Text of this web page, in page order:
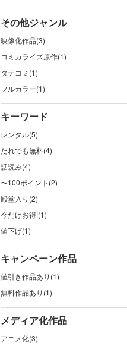
その他ジャンル
映像化作品(3)
コミカライズ原作(1)
タテコミ(1)
フルカラー(1)
キーワード
レンタル(5)
だれでも無料(4)
話読み(4)
〜100ポイント(2)
殿堂入り(2)
今だけお得!(1)
値下げ(1)
キャンペーン作品
値引き作品あり(1)
無料作品あり(1)
メディア化作品
アニメ化(3)